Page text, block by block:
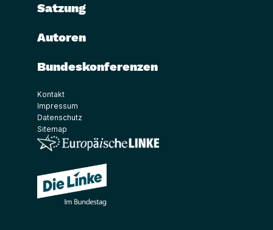
Satzung
Autoren
Bundeskonferenzen
Kontakt
Impressum
Datenschutz
Sitemap
(Link öffnet ein neues Fenster)